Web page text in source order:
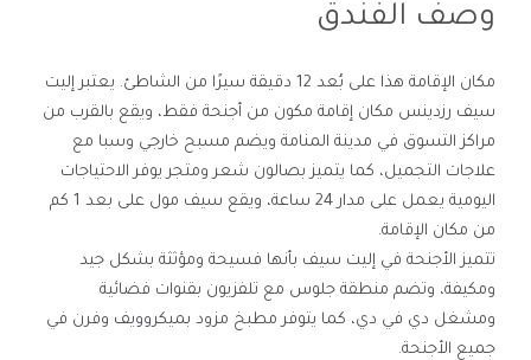
وصف الفندق
مكان الإقامة هذا على بُعد 12 دقيقة سيرًا من الشاطئ. يعتبر إليت
سيف رزدينس مكان إقامة مكون من أجنحة فقط، ويقع بالقرب من
مراكز التسوق في مدينة المنامة ويضم مسبح خارجي وسبا مع
علاجات التجميل، كما يتميز بصالون شعر ومتجر يوفر الاحتياجات
اليومية يعمل على مدار 24 ساعة، ويقع سيف مول على بعد 1 كم
من مكان الإقامة.
تتميز الأجنحة في إليت سيف بأنها فسيحة ومؤثثة بشكل جيد
ومكيفة، وتضم منطقة جلوس مع تلفزيون بقنوات فضائية
ومشغل دي في دي، كما يتوفر مطبخ مزود بميكروويف وفرن في
جميع الأجنحة.